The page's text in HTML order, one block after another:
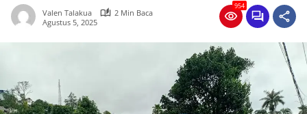
Valen Talakua
2 Min Baca
Agustus 5, 2025
954